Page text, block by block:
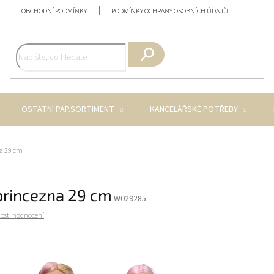
OBCHODNÍ PODMÍNKY PODMÍNKY OCHRANY OSOBNÍCH ÚDAJŮ
OSTATNÍ PAP.SORTIMENT KANCELÁŘSKÉ POTŘEBY
29 cm
29 cm W029285
hodnocení